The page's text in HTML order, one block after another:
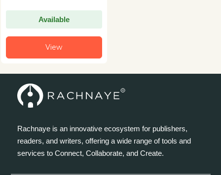
Available
View
Rachnaye is an innovative ecosystem for publishers,
readers, and writers, offering a wide range of tools and
services to Connect, Collaborate, and Create.